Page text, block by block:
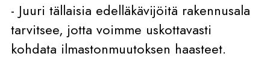
- Juuri tällaisia edelläkävijöitä rakennusala
tarvitsee, jotta voimme uskottavasti
kohdata ilmastonmuutoksen haasteet.